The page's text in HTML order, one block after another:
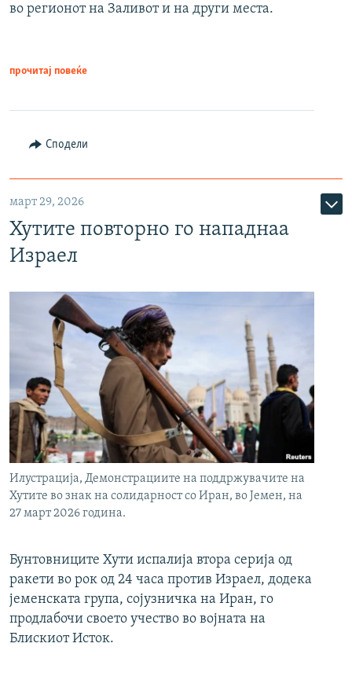
во регионот на Заливот и на други места.
прочитај повеќе
Сподели
март 29, 2026
Хутите повторно го нападнаа
Израел
Илустрација, Демонстрациите на поддржувачите на
Хутите во знак на солидарност со Иран, во Јемен, на
27 март 2026 година.
Бунтовниците Хути испалија втора серија од
ракети во рок од 24 часа против Израел, додека
јеменската група, сојузничка на Иран, го
продлабочи своето учество во војната на
Блискиот Исток.